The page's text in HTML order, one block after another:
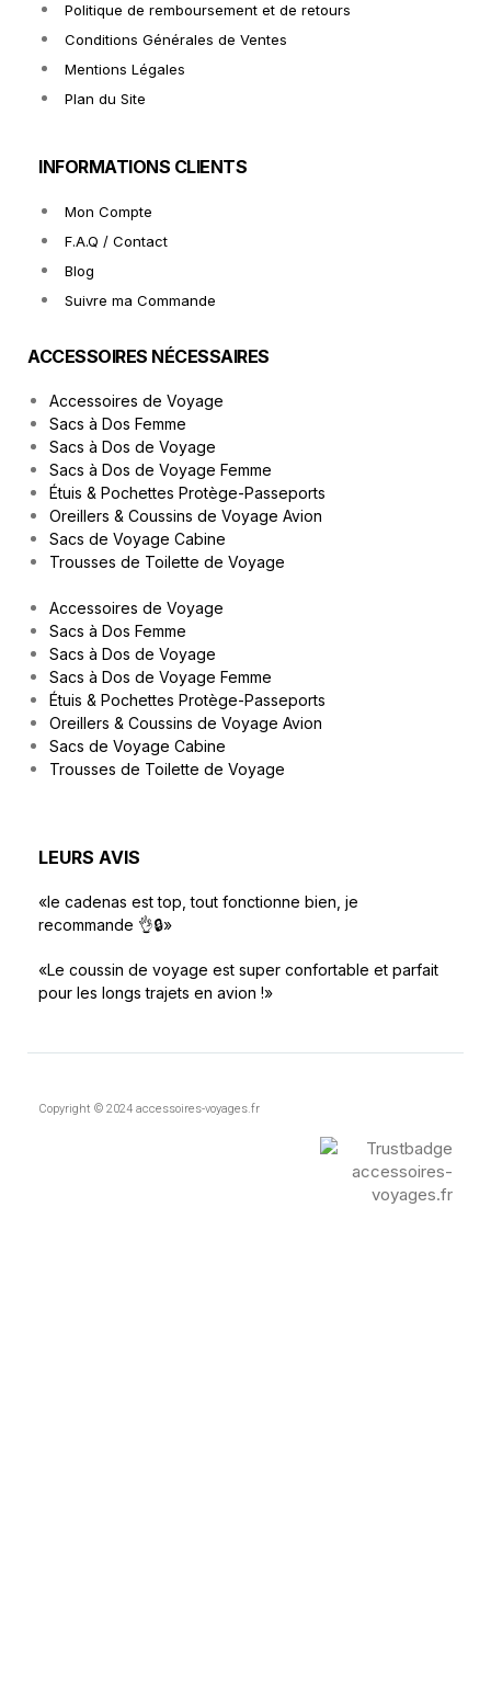
Politique de remboursement et de retours
Conditions Générales de Ventes
Mentions Légales
Plan du Site
INFORMATIONS CLIENTS
Mon Compte
F.A.Q / Contact
Blog
Suivre ma Commande
ACCESSOIRES NÉCESSAIRES
Accessoires de Voyage
Sacs à Dos Femme
Sacs à Dos de Voyage
Sacs à Dos de Voyage Femme
Étuis & Pochettes Protège-Passeports
Oreillers & Coussins de Voyage Avion
Sacs de Voyage Cabine
Trousses de Toilette de Voyage
Accessoires de Voyage
Sacs à Dos Femme
Sacs à Dos de Voyage
Sacs à Dos de Voyage Femme
Étuis & Pochettes Protège-Passeports
Oreillers & Coussins de Voyage Avion
Sacs de Voyage Cabine
Trousses de Toilette de Voyage
LEURS AVIS
«le cadenas est top, tout fonctionne bien, je
recommande 👌🔒»
«Le coussin de voyage est super confortable et parfait
pour les longs trajets en avion !»
Copyright © 2024 accessoires-voyages.fr